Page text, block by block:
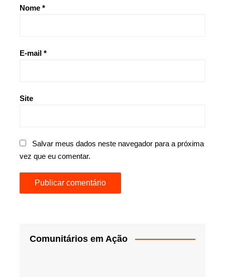
Nome *
E-mail *
Site
Salvar meus dados neste navegador para a próxima
vez que eu comentar.
Comunitários em Ação